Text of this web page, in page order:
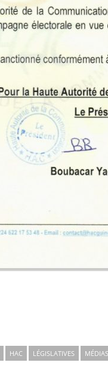
HAC LÉGISLATIVES MÉDIAS